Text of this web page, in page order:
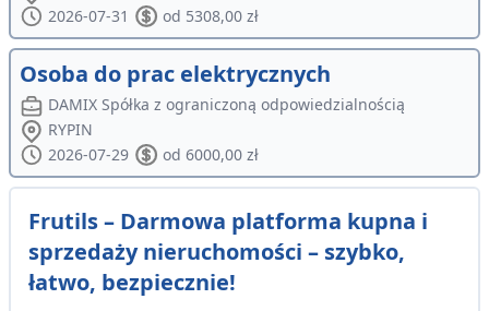
2026-07-31
od 5308,00 zł
Osoba do prac elektrycznych
DAMIX Spółka z ograniczoną odpowiedzialnością
RYPIN
2026-07-29
od 6000,00 zł
Frutils – Darmowa platforma kupna i
sprzedaży nieruchomości – szybko,
łatwo, bezpiecznie!